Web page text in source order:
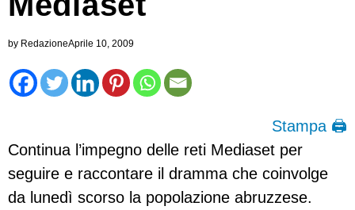
by RedazioneAprile 10, 2009
Stampa 🖨
Continua l’impegno delle reti Mediaset per
seguire e raccontare il dramma che coinvolge
da lunedì scorso la popolazione abruzzese.